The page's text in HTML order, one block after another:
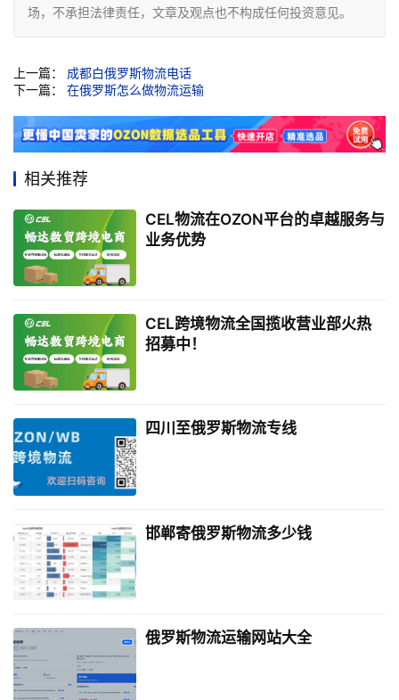
场，不承担法律责任，文章及观点也不构成任何投资意见。
上一篇： 成都白俄罗斯物流电话
下一篇： 在俄罗斯怎么做物流运输
相关推荐
CEL物流在OZON平台的卓越服务与
业务优势
CEL跨境物流全国揽收营业部火热
招募中！
四川至俄罗斯物流专线
邯郸寄俄罗斯物流多少钱
俄罗斯物流运输网站大全